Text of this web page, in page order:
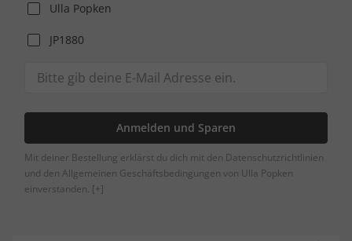
Ulla Popken
JP1880
Anmelden und Sparen
Mit deiner Bestellung erklärst du dich mit den Datenschutzrichtlinien
und den Allgemeinen Geschäftsbedingungen von Ulla Popken
einverstanden. [+]